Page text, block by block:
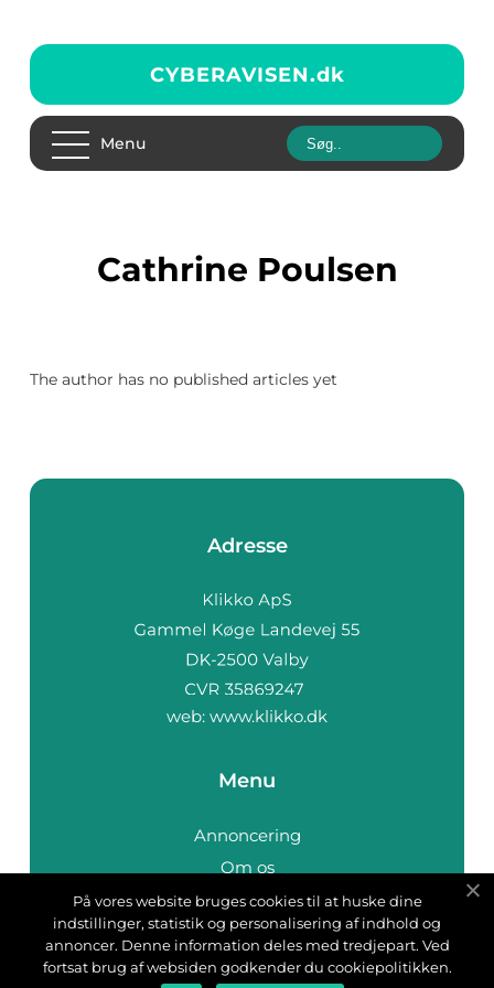
CYBERAVISEN.dk
Menu
Cathrine Poulsen
The author has no published articles yet
Adresse
web: www.klikko.dk
Menu
Annoncering
Om os
Cookies
Kontakt os
Sitemap
På vores website bruges cookies til at huske dine
indstillinger, statistik og personalisering af indhold og
annoncer. Denne information deles med tredjepart. Ved
fortsat brug af websiden godkender du cookiepolitikken.